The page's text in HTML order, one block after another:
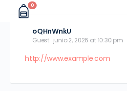
0
oQHnWnkU
Guest junio 2, 2026 at 10:30 pm
http://www.example.com